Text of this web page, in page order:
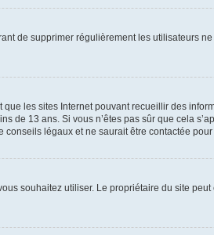
de supprimer régulièrement les utilisateurs
les sites Internet pouvant recueillir des
de 13 ans. Si vous n’êtes pas sûr que cela
légaux et ne saurait être contactée
souhaitez utiliser. Le propriétaire du site